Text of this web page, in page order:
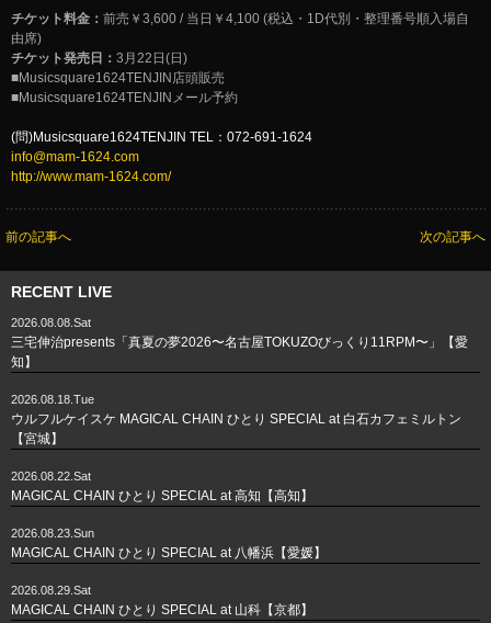
チケット料金： 前売￥3,600 / 当日￥4,100 (税込・1D代別・整理番号順入場自
由席)
チケット発売日： 3月22日(日)
■Musicsquare1624TENJIN店頭販売
■Musicsquare1624TENJINメール予約
(問)Musicsquare1624TENJIN TEL：072-691-1624
info@mam-1624.com
http://www.mam-1624.com/
前の記事へ 次の記事へ
RECENT LIVE
2026.08.08.Sat
三宅伸治presents「真夏の夢2026〜名古屋TOKUZOびっくり11RPM〜」【愛
知】
2026.08.18.Tue
ウルフルケイスケ MAGICAL CHAIN ひとり SPECIAL at 白石カフェミルトン
【宮城】
2026.08.22.Sat
MAGICAL CHAIN ひとり SPECIAL at 高知【高知】
2026.08.23.Sun
MAGICAL CHAIN ひとり SPECIAL at 八幡浜【愛媛】
2026.08.29.Sat
MAGICAL CHAIN ひとり SPECIAL at 山科【京都】